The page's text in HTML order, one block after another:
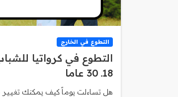
التطوع في الخارج
التطوع في كرواتيا
18ـ 30 عاما
هل تساءلت يوماً كيف يمكنك تغيير